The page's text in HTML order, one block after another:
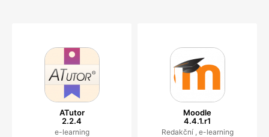
ATutor
2.2.4
e-learning
Moodle
4.4.1.r1
Redakční , e-learning